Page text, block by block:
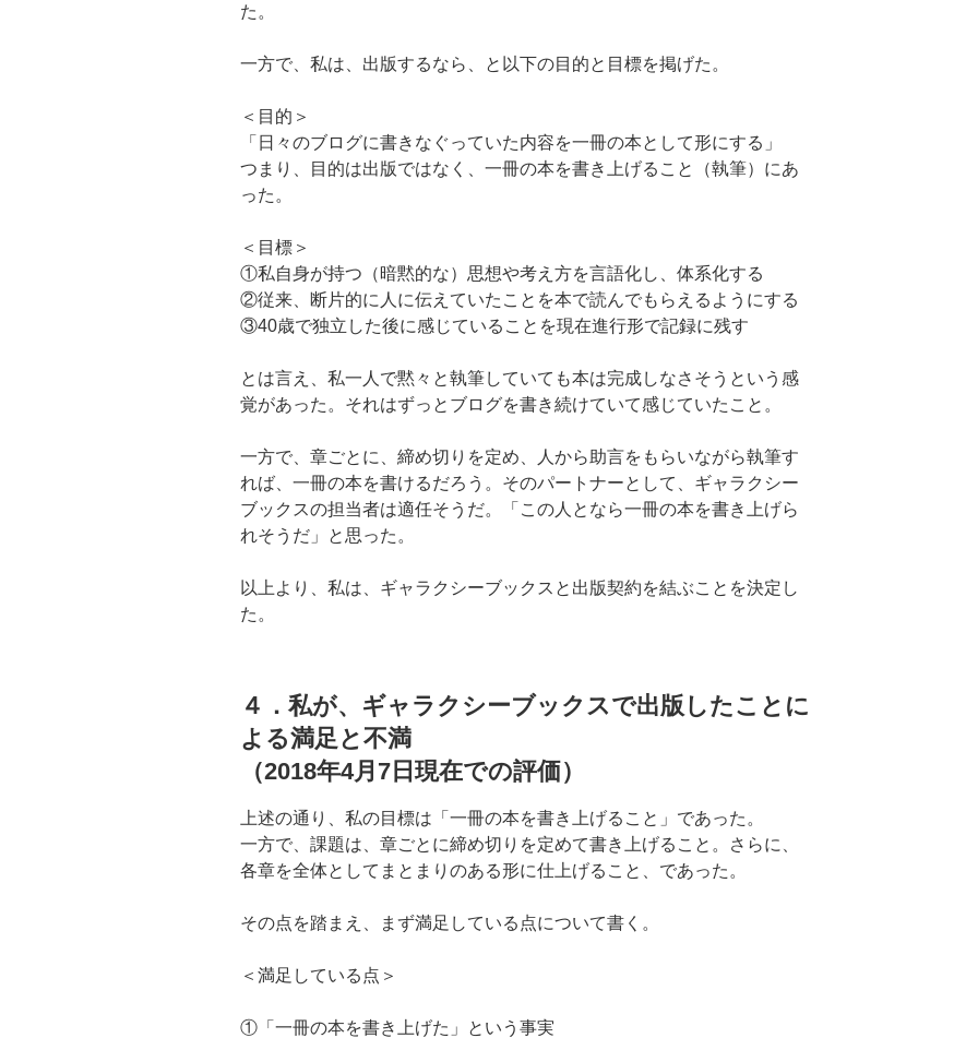
た。
一方で、私は、出版するなら、と以下の目的と目標を掲げた。
＜目的＞
「日々のブログに書きなぐっていた内容を一冊の本として形にする」
つまり、目的は出版ではなく、一冊の本を書き上げること（執筆）にあ
った。
＜目標＞
①私自身が持つ（暗黙的な）思想や考え方を言語化し、体系化する
②従来、断片的に人に伝えていたことを本で読んでもらえるようにする
③40歳で独立した後に感じていることを現在進行形で記録に残す
とは言え、私一人で黙々と執筆していても本は完成しなさそうという感
覚があった。それはずっとブログを書き続けていて感じていたこと。
一方で、章ごとに、締め切りを定め、人から助言をもらいながら執筆す
れば、一冊の本を書けるだろう。そのパートナーとして、ギャラクシー
ブックスの担当者は適任そうだ。「この人となら一冊の本を書き上げら
れそうだ」と思った。
以上より、私は、ギャラクシーブックスと出版契約を結ぶことを決定し
た。
４．私が、ギャラクシーブックスで出版したことに
よる満足と不満
（2018年4月7日現在での評価）
上述の通り、私の目標は「一冊の本を書き上げること」であった。
一方で、課題は、章ごとに締め切りを定めて書き上げること。さらに、
各章を全体としてまとまりのある形に仕上げること、であった。
その点を踏まえ、まず満足している点について書く。
＜満足している点＞
①「一冊の本を書き上げた」という事実